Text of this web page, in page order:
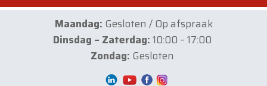
Maandag: Gesloten / Op afspraak
Dinsdag – Zaterdag:10:00 – 17:00
Zondag: Gesloten